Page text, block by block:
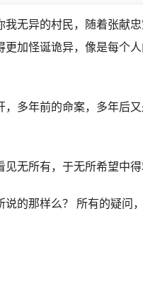
无异的村民，随着张献
加怪诞诡异，像是每个
多年前的命案，多年后
无所有，于无所希望中得
的那样么？ 所有的疑问